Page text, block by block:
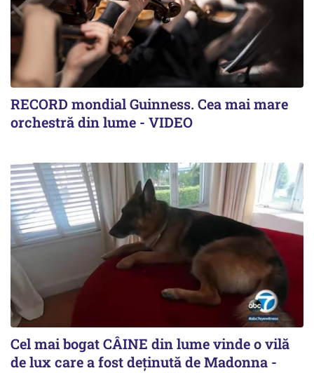
RECORD mondial Guinness. Cea mai mare
orchestră din lume - VIDEO
Cel mai bogat CÂINE din lume vinde o vilă
de lux care a fost deținută de Madonna -